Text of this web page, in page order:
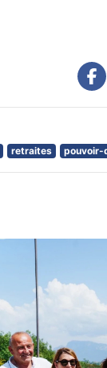
retraites pouvoir-